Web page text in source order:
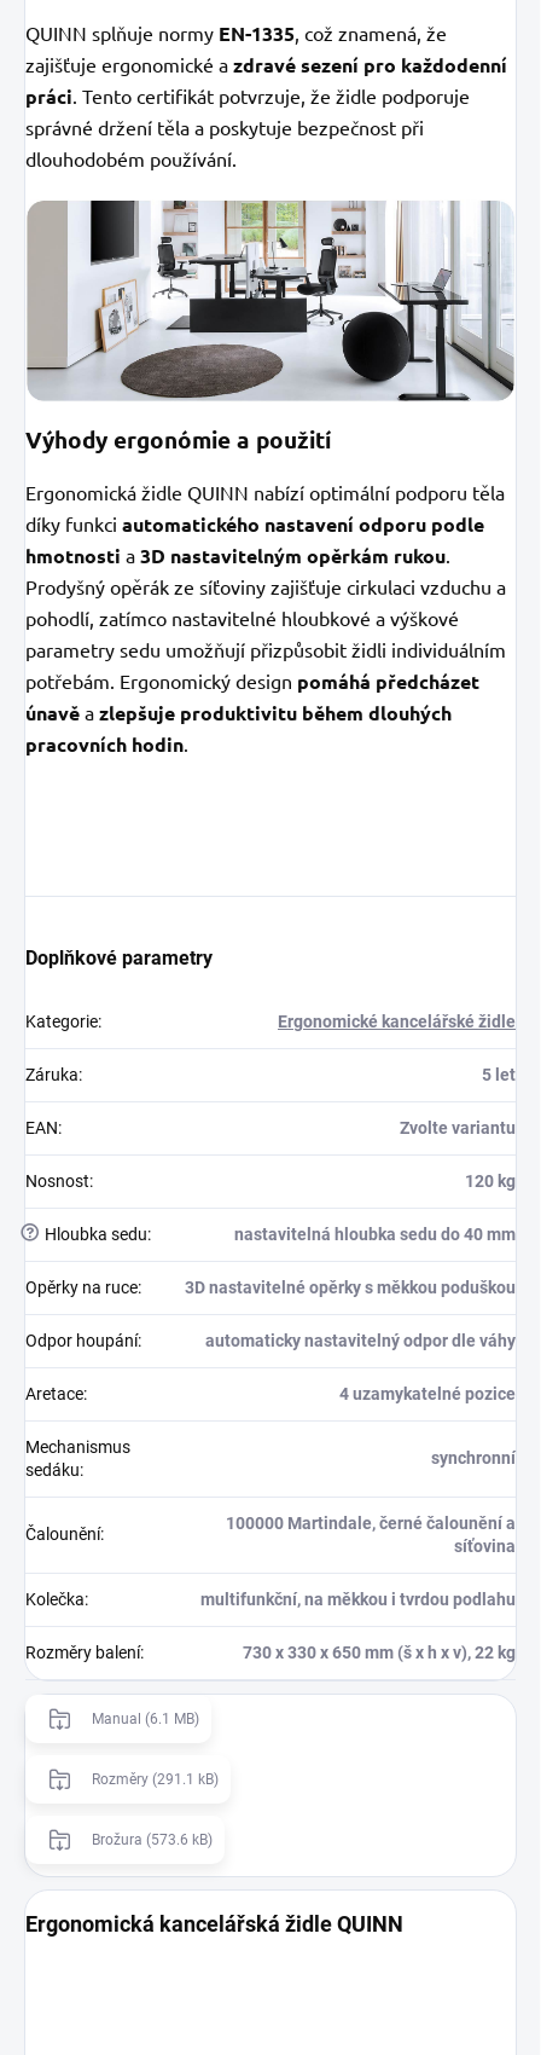
QUINN splňuje normy EN-1335 , což znamená, že
zajišťuje ergonomické a zdravé sezení pro každodenní
práci . Tento certifikát potvrzuje, že židle podporuje
správné držení těla a poskytuje bezpečnost při
dlouhodobém používání.
Výhody ergonómie a použití
Ergonomická židle QUINN nabízí optimální podporu těla
díky funkci automatického nastavení odporu podle
hmotnosti a 3D nastavitelným opěrkám rukou
Prodyšný opěrák ze síťoviny zajišťuje cirkulaci vzduchu a
pohodlí, zatímco nastavitelné hloubkové a výškové
parametry sedu umožňují přizpůsobit židli individuálním
potřebám. Ergonomický design pomáhá předcházet
únavě a zlepšuje produktivitu během dlouhých
pracovních hodin
Doplňkové parametry
Kategorie: Ergonomické kancelářské židle
Záruka: 5 let
EAN: Zvolte variantu
Nosnost: 120 kg
? Hloubka sedu: nastavitelná hloubka sedu do 40 mm
Opěrky na ruce: 3D nastavitelné opěrky s měkkou poduškou
Odpor houpání: automaticky nastavitelný odpor dle váhy
Aretace: 4 uzamykatelné pozice
Mechanismus
sedáku:
synchronní
Čalounění:
100000 Martindale, černé čalounění a
síťovina
Kolečka: multifunkční, na měkkou i tvrdou podlahu
Rozměry balení: 730 x 330 x 650 mm (š x h x v), 22 kg
Manual (6.1 MB)
Rozměry (291.1 kB)
Brožura (573.6 kB)
Ergonomická kancelářská židle QUINN